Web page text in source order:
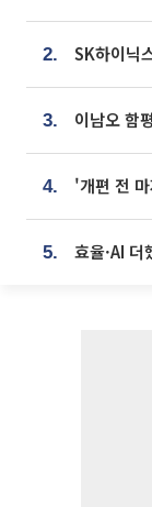
2.
3. 이남오 함
4.
5.